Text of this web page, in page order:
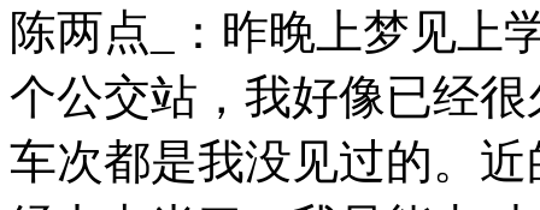
陈两点_：昨晚上梦见上
个公交站，我好像已经
车次都是我没见过的。